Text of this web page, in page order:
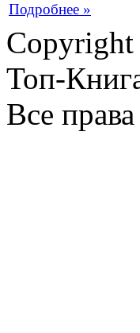
Подробнее »
Топ-
Все